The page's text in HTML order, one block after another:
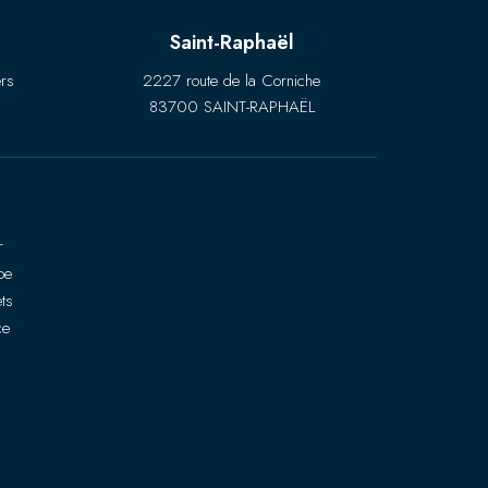
Saint-Raphaël
2227 route de la Corniche
83700 SAINT-RAPHAËL